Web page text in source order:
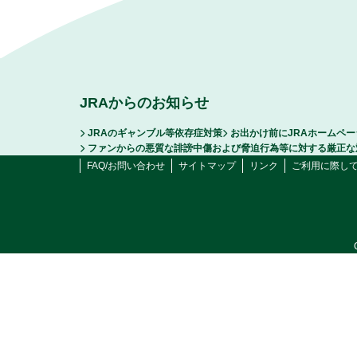
JRAからのお知らせ
JRAのギャンブル等依存症対策
お出かけ前にJRAホームペ
ファンからの悪質な誹謗中傷および脅迫行為等に対する厳正
FAQ/お問い合わせ
サイトマップ リンク ご利用に際し